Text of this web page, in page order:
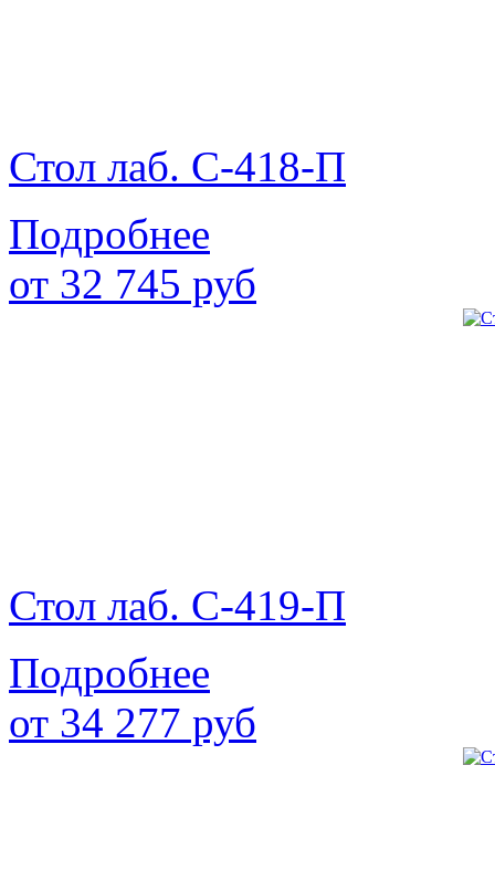
Стол лаб. С-418-П
Подробнее
от 32 745 руб
Стол лаб. С-419-П
Подробнее
от 34 277 руб